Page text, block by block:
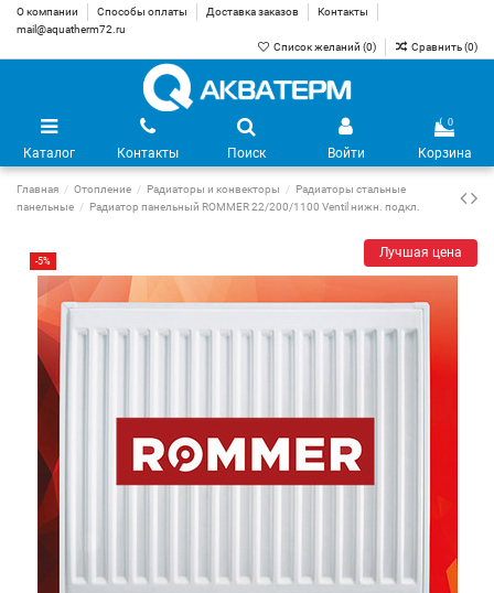
О компании Способы оплаты Доставка заказов
Контакты
mail@aquatherm72.ru
Список желаний (0) Сравнить (0)
Каталог Контакты Поиск Войти
0
Корзина
Главная Отопление Радиаторы и конвекторы
Радиаторы стальные
панельные
Радиатор панельный ROMMER 22/200/1100 Ventil нижн. подкл.
-5%
Лучшая цена